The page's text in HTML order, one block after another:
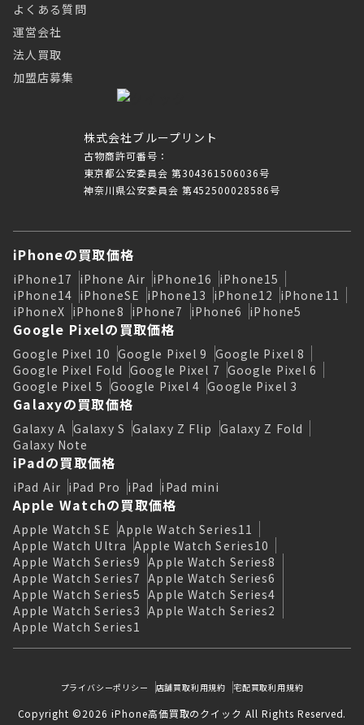
株式会社ブループリント
古物商許可番号：
東京都公安委員会 第304361506036号
神奈川県公安委員会 第452500028586号
よくある質問
運営会社
法人買取
加盟店募集
iPhoneの買取価格
iPhone17 iPhone Air iPhone16 iPhone15
iPhone14 iPhoneSE iPhone13 iPhone12 iPhone11
iPhoneX iPhone8 iPhone7 iPhone6 iPhone5
Google Pixelの買取価格
Google Pixel 10 Google Pixel 9 Google Pixel 8
Google Pixel Fold Google Pixel 7 Google Pixel 6
Google Pixel 5 Google Pixel 4 Google Pixel 3
Galaxyの買取価格
Galaxy A Galaxy S Galaxy Z Flip Galaxy Z Fold
Galaxy Note
iPadの買取価格
iPad Air iPad Pro iPad iPad mini
Apple Watchの買取価格
Apple Watch SE Apple Watch Series11
Apple Watch Ultra Apple Watch Series10
Apple Watch Series9 Apple Watch Series8
Apple Watch Series7 Apple Watch Series6
Apple Watch Series5 Apple Watch Series4
Apple Watch Series3 Apple Watch Series2
Apple Watch Series1
プライバシーポリシー 店舗買取利用規約 宅配買取利用規約
Copyright ©2026 iPhone高価買取のクイック All Rights Reserved.